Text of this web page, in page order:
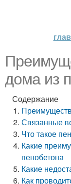
дома из
Содержание
Связанные
Что такое
Какие
пенобетона
Какие
Как